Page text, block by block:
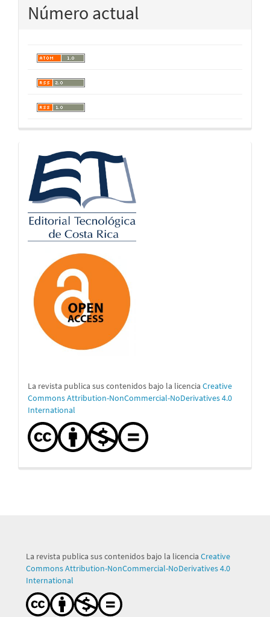
Número actual
logos
La revista publica sus contenidos bajo la licencia Creative
Commons Attribution-NonCommercial-NoDerivatives 4.0
International
La revista publica sus contenidos bajo la licencia Creative
Commons Attribution-NonCommercial-NoDerivatives 4.0
International